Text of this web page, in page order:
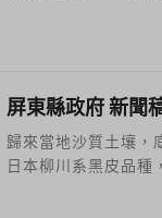
屏東縣政府 新聞
歸來當地沙質土壤，
日本柳川系黑皮品種